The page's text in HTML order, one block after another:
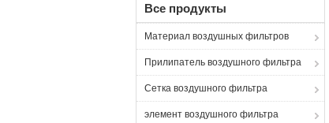
Все продукты
Материал воздушных фильтров
Прилипатель воздушного фильтра
Сетка воздушного фильтра
элемент воздушного фильтра